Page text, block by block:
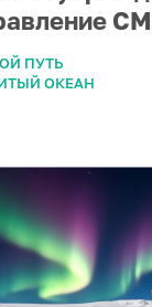
ПУТЬ
ОКЕАН